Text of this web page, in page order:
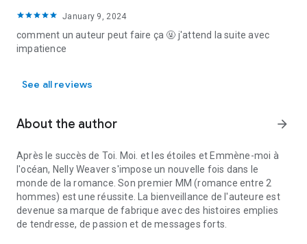
January 9, 2024
comment un auteur peut faire ça 🤬 j'attend la suite avec
impatience
See all reviews
About the author arrow_forward
Après le succès de Toi. Moi. et les étoiles et Emmène-moi à
l'océan, Nelly Weaver s'impose un nouvelle fois dans le
monde de la romance. Son premier MM (romance entre 2
hommes) est une réussite. La bienveillance de l'auteure est
devenue sa marque de fabrique avec des histoires emplies
de tendresse, de passion et de messages forts.